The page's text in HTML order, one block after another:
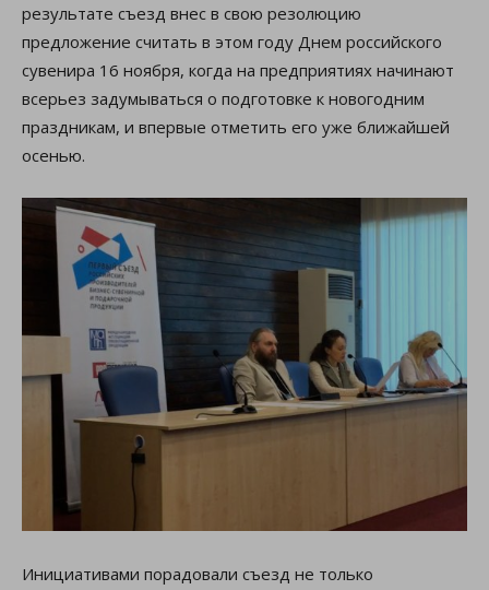
результате съезд внес в свою резолюцию
предложение считать в этом году Днем российского
сувенира 16 ноября, когда на предприятиях начинают
всерьез задумываться о подготовке к новогодним
праздникам, и впервые отметить его уже ближайшей
осенью.
Инициативами порадовали съезд не только